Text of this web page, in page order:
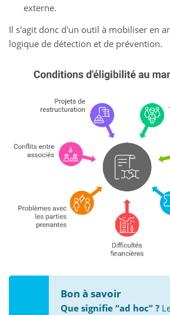
externe.
Il s'agit donc d'un outil à mobiliser en
logique de détection et de prévention.
Bon à savoir
Que signifie “ad hoc” ?